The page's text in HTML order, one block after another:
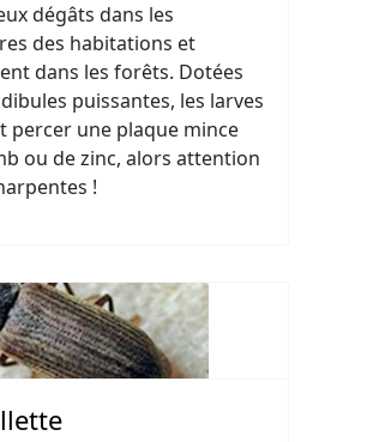
dégâts dans les
des habitations et
dans les forêts. Dotées
puissantes, les larves
percer une plaque mince
ou de zinc, alors attention
!